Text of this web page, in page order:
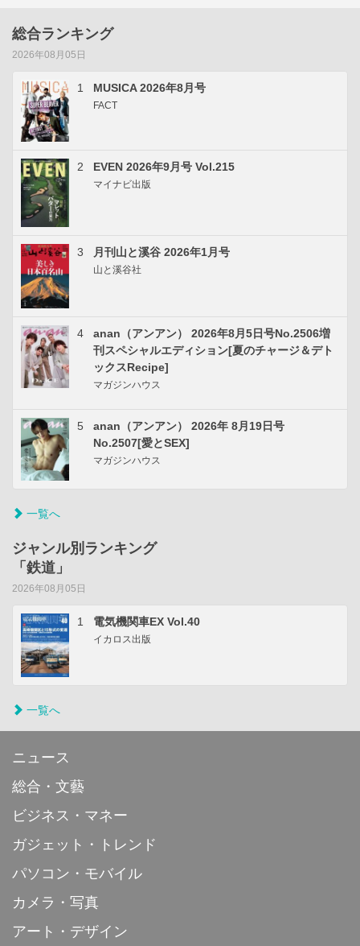
総合ランキング
2026年08月05日
1 MUSICA 2026年8月号
FACT
2 EVEN 2026年9月号 Vol.215
マイナビ出版
3 月刊山と溪谷 2026年1月号
山と溪谷社
4
anan（アンアン） 2026年8月5日号No.2506増
刊スペシャルエディション[夏のチャージ＆デト
ックスRecipe]
マガジンハウス
5
anan（アンアン） 2026年 8月19日号
No.2507[愛とSEX]
マガジンハウス
一覧へ
ジャンル別ランキング
「鉄道」
2026年08月05日
1 電気機関車EX Vol.40
イカロス出版
一覧へ
ニュース
総合・文藝
ビジネス・マネー
ガジェット・トレンド
パソコン・モバイル
カメラ・写真
アート・デザイン